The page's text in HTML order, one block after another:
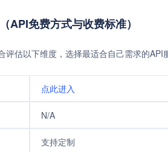
API免费方式与收费标准）
评估以下维度，选择最适合自己需求的
点此进入
N/A
支持定制